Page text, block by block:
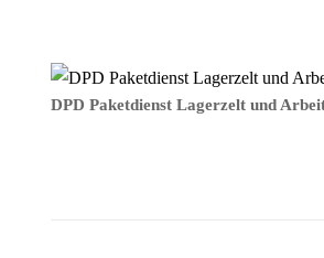
DPD Paketdienst Lagerzelt und